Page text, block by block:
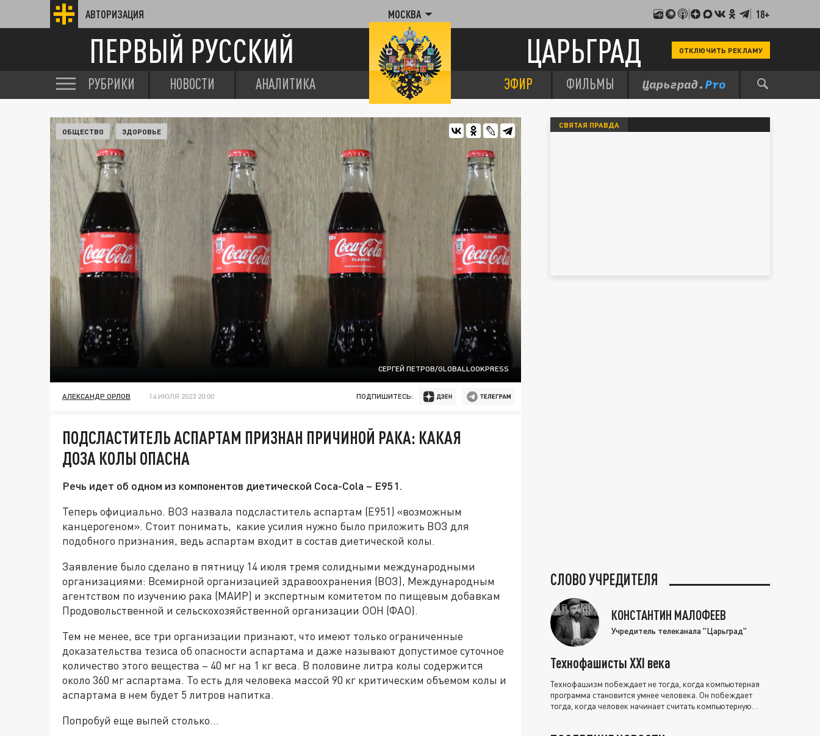
АВТОРИЗАЦИЯ МОСКВА 18+
ПЕРВЫЙ РУССКИЙ ЦАРЬГРАД ОТКЛЮЧИТЬ РЕКЛАМУ
РУБРИКИ НОВОСТИ АНАЛИТИКА ЭФИР ФИЛЬМЫ
СЕРГЕЙ ПЕТРОВ/GLOBALLOOKPRESS
ОБЩЕСТВО ЗДОРОВЬЕ
АЛЕКСАНДР ОРЛОВ 14 ИЮЛЯ 2023 20:00 ПОДПИШИТЕСЬ:
ПОДСЛАСТИТЕЛЬ АСПАРТАМ ПРИЗНАН ПРИЧИНОЙ РАКА: КАКАЯ
ДОЗА КОЛЫ ОПАСНА
Речь идет об одном из компонентов диетической Coca-Cola – Е951.
Теперь официально. ВОЗ назвала подсластитель аспартам (Е951) «возможным
канцерогеном». Стоит понимать, какие усилия нужно было приложить ВОЗ для
подобного признания, ведь аспартам входит в состав диетической колы.
Заявление было сделано в пятницу 14 июля тремя солидными международными
организациями: Всемирной организацией здравоохранения (ВОЗ), Международным
агентством по изучению рака (МАИР) и экспертным комитетом по пищевым добавкам
Продовольственной и сельскохозяйственной организации ООН (ФАО).
Тем не менее, все три организации признают, что имеют только ограниченные
доказательства тезиса об опасности аспартама и даже называют допустимое суточное
количество этого вещества – 40 мг на 1 кг веса. В половине литра колы содержится
около 360 мг аспартама. То есть для человека массой 90 кг критическим объемом колы и
аспартама в нем будет 5 литров напитка.
Попробуй еще выпей столько…
СВЯТАЯ ПРАВДА
СЛОВО УЧРЕДИТЕЛЯ
КОНСТАНТИН МАЛОФЕЕВ
Учредитель телеканала "Царьград"
Технофашисты XXI века
Технофашизм побеждает не тогда, когда компьютерная
программа становится умнее человека. Он побеждает
тогда, когда человек начинает считать компьютерную